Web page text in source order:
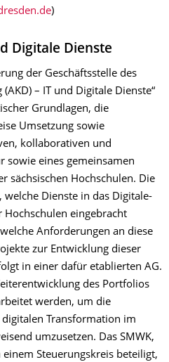
)
Digitale Dienste
der Geschäftsstelle des
– IT und Digitale Dienste“
Grundlagen, die
Umsetzung sowie
kollaborativen und
sowie eines gemeinsamen
sächsischen Hochschulen. Die
Dienste in das Digitale-
Hochschulen eingebracht
Anforderungen an diese
zur Entwicklung dieser
in einer dafür etablierten AG.
des Portfolios
werden, um die
Transformation im
umzusetzen. Das SMWK,
Steuerungskreis beteiligt,